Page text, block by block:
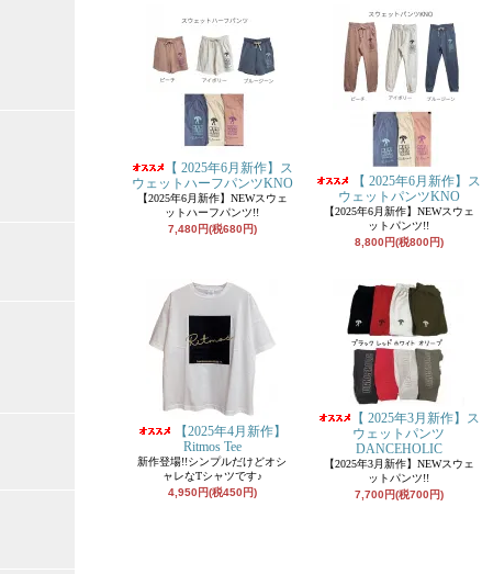
【 2025年6月新作】ス
ウェットハーフパンツKNO
【2025年6月新作】NEWスウェ
ットハーフパンツ!!
7,480円(税680円)
【 2025年6月新作】ス
ウェットパンツKNO
【2025年6月新作】NEWスウェ
ットパンツ!!
8,800円(税800円)
【2025年4月新作】
Ritmos Tee
新作登場!!シンプルだけどオシ
ャレなTシャツです♪
4,950円(税450円)
【 2025年3月新作】ス
ウェットパンツ
DANCEHOLIC
【2025年3月新作】NEWスウェ
ットパンツ!!
7,700円(税700円)